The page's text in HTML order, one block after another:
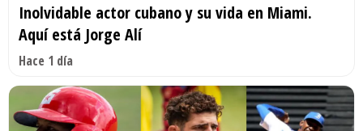
Inolvidable actor cubano y su vida en Miami.
Aquí está Jorge Alí
Hace 1 día